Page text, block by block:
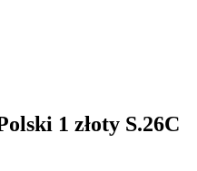
1 złoty S.26C